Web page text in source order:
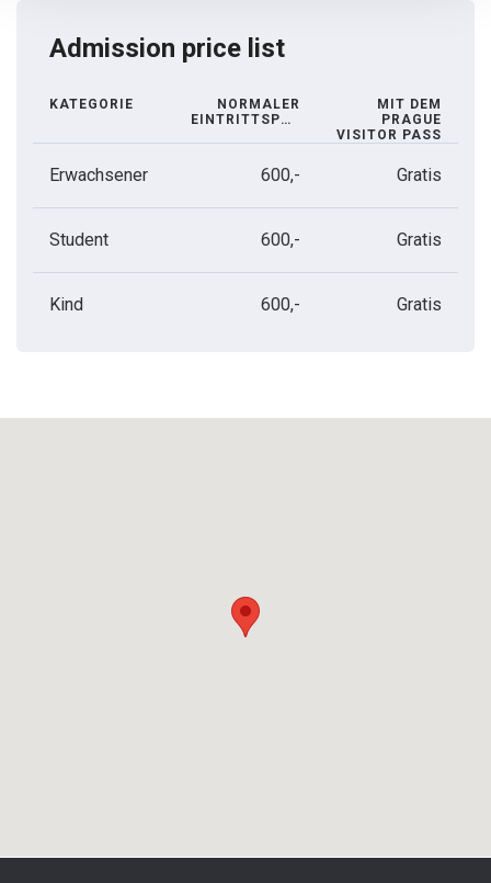
Admission price list
KATEGORIE
NORMALER
EINTRITTSPREIS
MIT DEM
PRAGUE
VISITOR PASS
Erwachsener 600,- Gratis
Student 600,- Gratis
Kind 600,- Gratis